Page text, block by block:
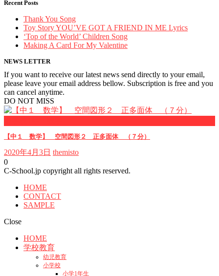
Recent Posts
Thank You Song
Toy Story YOU’VE GOT A FRIEND IN ME Lyrics
‘Top of the World’ Children Song
Making A Card For My Valentine
NEWS LETTER
If you want to receive our latest news send directly to your email,
please leave your email address bellow. Subscription is free and you
can cancel anytime.
DO NOT MISS
【中１ 数学】 空間図形２ 正多面体 （７分）
2020年4月3日 themisto
0
C-School.jp copyright all rights reserved.
HOME
CONTACT
SAMPLE
Close
HOME
学校教育
幼児教育
小学校
小学1年生